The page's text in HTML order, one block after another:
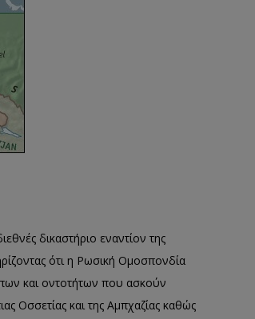
δικαστήριο εναντίον της
ότι η Ρωσική Ομοσπονδία
και οντοτήτων που ασκούν
Οσσετίας και της Αμπχαζίας καθώς